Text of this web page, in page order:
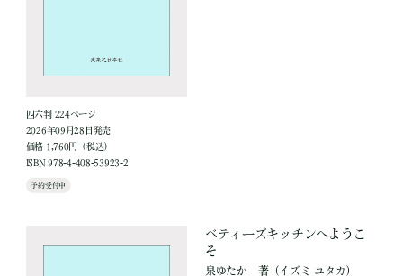
四六判 224ページ
2026年09月28日発売
価格 1,760円（税込）
ISBN 978-4-408-53923-2
予約受付中
ベティーズキッチンへようこ
そ
泉ゆたか 著（イズミ ユタカ）